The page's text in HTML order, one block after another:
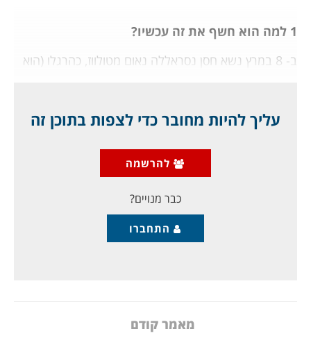
1 למה הוא חשף את זה עכשיו?
ב- 8 במרץ נשא חסן נסראללה נאום מטולווז, כהרגלו (הוא
להתנגדות האסלאמית", זרוע גיוס כספים של הארגון,
בדרכים לא חוקיות. והוא הפתיע שם כאשר אמר (גם בווידאו
מהסנקציות המערביות, ואנו זקוקים לתמיכה העממית,
לאיסוף כספים... אני מודיע היום: ההתנגדות זקוקה לתמיכה
הזאת..הסנקציות האמריקניות צפויות להחריף
עליך להיות מחובר כדי לצפות בתוכן זה
להרשמה
כבר מנויים?
התחברו
מאמר קודם